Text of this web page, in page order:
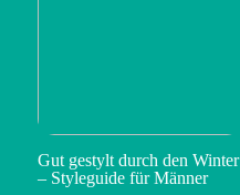
Gut gestylt durch den Winter
– Styleguide für Männer